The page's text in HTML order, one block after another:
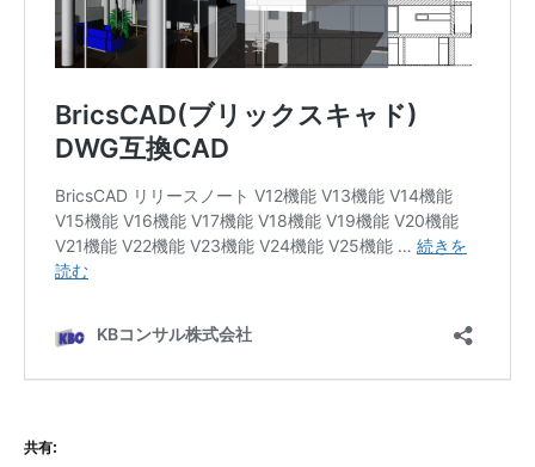
共有: